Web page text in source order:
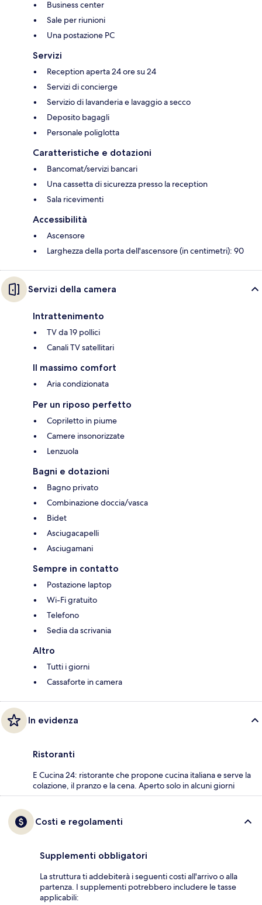
Business center
Sale per riunioni
Una postazione PC
Servizi
Reception aperta 24 ore su 24
Servizi di concierge
Servizio di lavanderia e lavaggio a secco
Deposito bagagli
Personale poliglotta
Caratteristiche e dotazioni
Bancomat/servizi bancari
Una cassetta di sicurezza presso la reception
Sala ricevimenti
Accessibilità
Ascensore
Larghezza della porta dell'ascensore (in centimetri): 90
Servizi della camera
Intrattenimento
TV da 19 pollici
Canali TV satellitari
Il massimo comfort
Aria condizionata
Per un riposo perfetto
Copriletto in piume
Camere insonorizzate
Lenzuola
Bagni e dotazioni
Bagno privato
Combinazione doccia/vasca
Bidet
Asciugacapelli
Asciugamani
Sempre in contatto
Postazione laptop
Wi-Fi gratuito
Telefono
Sedia da scrivania
Altro
Tutti i giorni
Cassaforte in camera
In evidenza
Ristoranti
E Cucina 24: ristorante che propone cucina italiana e serve la
colazione, il pranzo e la cena. Aperto solo in alcuni giorni
Costi e regolamenti
Supplementi obbligatori
La struttura ti addebiterà i seguenti costi all'arrivo o alla
partenza. I supplementi potrebbero includere le tasse
applicabili: